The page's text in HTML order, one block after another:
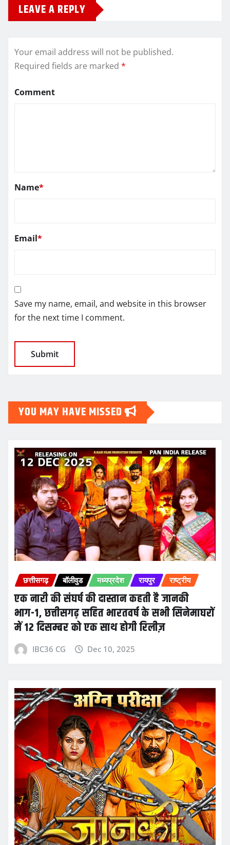
LEAVE A REPLY
Your email address will not be published.
Required fields are marked *
Comment
Name*
Email*
Save my name, email, and website in this browser
for the next time I comment.
YOU MAY HAVE MISSED
छत्तीसगढ़ बॉलीवुड मध्यप्रदेश रायपुर राष्ट्रीय
एक नारी की संघर्ष की दास्तान कहती है जानकी
भाग-1, छत्तीसगढ़ सहित भारतवर्ष के सभी सिनेमाघरों
में 12 दिसम्बर को एक साथ होगी रिलीज़
IBC36 CG Dec 10, 2025